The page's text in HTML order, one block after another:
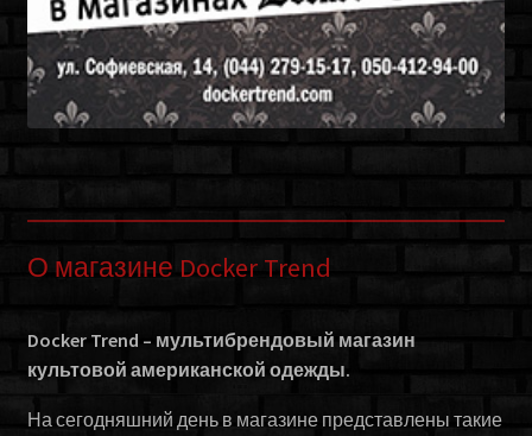
О магазине Docker Trend
Docker Trend – мультибрендовый магазин
культовой американской одежды.
На сегодняшний день в магазине представлены такие